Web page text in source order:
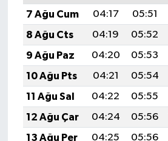
7 Ağu Cum
04:17 05:51
8 Ağu Cts
04:19 05:52
9 Ağu Paz
04:20 05:53
10 Ağu Pts
04:21 05:54
11 Ağu Sal
04:22 05:55
12 Ağu Çar
04:24 05:56
13 Ağu Per
04:25 05:56